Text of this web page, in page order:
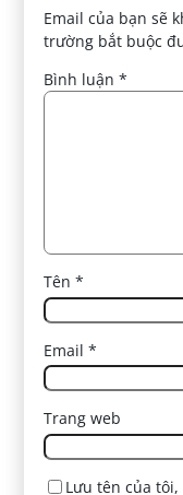
Email của bạn sẽ
trường bắt buộc
Bình luận*
Tên*
Email*
Trang web
Lưu tên của